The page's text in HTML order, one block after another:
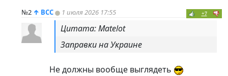
№2 ↑ ВСС 1 июля 2026 17:55 +7
Цитата: Matelot
Заправки на Украине
Не должны вообще выглядеть